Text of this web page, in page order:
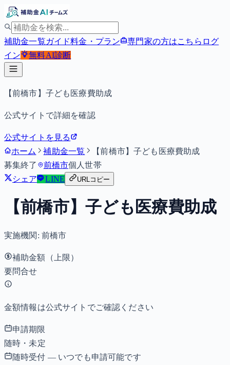
補助金一覧ガイド料金・プラン 専門家の方はこちら ログ
イン
無料AI診断
【前橋市】子ども医療費助成
公式サイトで詳細を確認
公式サイトを見る
ホーム
補助金一覧
【前橋市】子ども医療費助成
募集終了
前橋市個人世帯
シェア
LINE URLコピー
【前橋市】子ども医療費助成
実施機関: 前橋市
補助金額（上限）
要問合せ
金額情報は公式サイトでご確認ください
申請期限
随時・未定
随時受付 — いつでも申請可能です